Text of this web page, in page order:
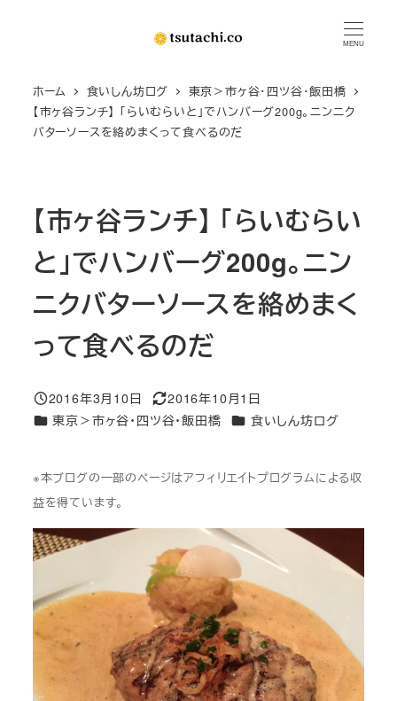
MENU
ホーム 食いしん坊ログ
東京＞市ヶ谷・四ツ谷・飯田橋
【市ヶ谷ランチ】 「らいむらいと」でハンバーグ200g。ニンニク
バターソースを絡めまくって食べるのだ
【市ヶ谷ランチ】 「らいむらい
と」でハンバーグ200g。ニン
ニクバターソースを絡めまく
って食べるのだ
投稿日
2016年3月10日
更新日
2016年10月1日
カテゴリー
東京＞市ヶ谷・四ツ谷・飯田橋 カテゴリー
食いしん坊ログ
※本ブログの一部のページはアフィリエイトプログラムによる収
益を得ています。